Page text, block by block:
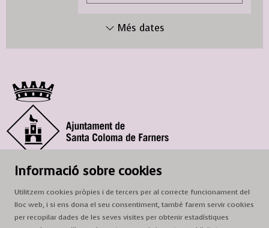
Més dates
© Ajuntament de Santa Coloma de Farners
: de dilluns a dissabte, de 9 a 13 h.
Adreça: c. del Prat, 16, 17430 Santa Coloma de Farners
Informació sobre cookies
Utilitzem cookies pròpies i de tercers per al correcte funcionament del
lloc web, i si ens dona el seu consentiment, també farem servir cookies
per recopilar dades de les seves visites per obtenir estadístiques